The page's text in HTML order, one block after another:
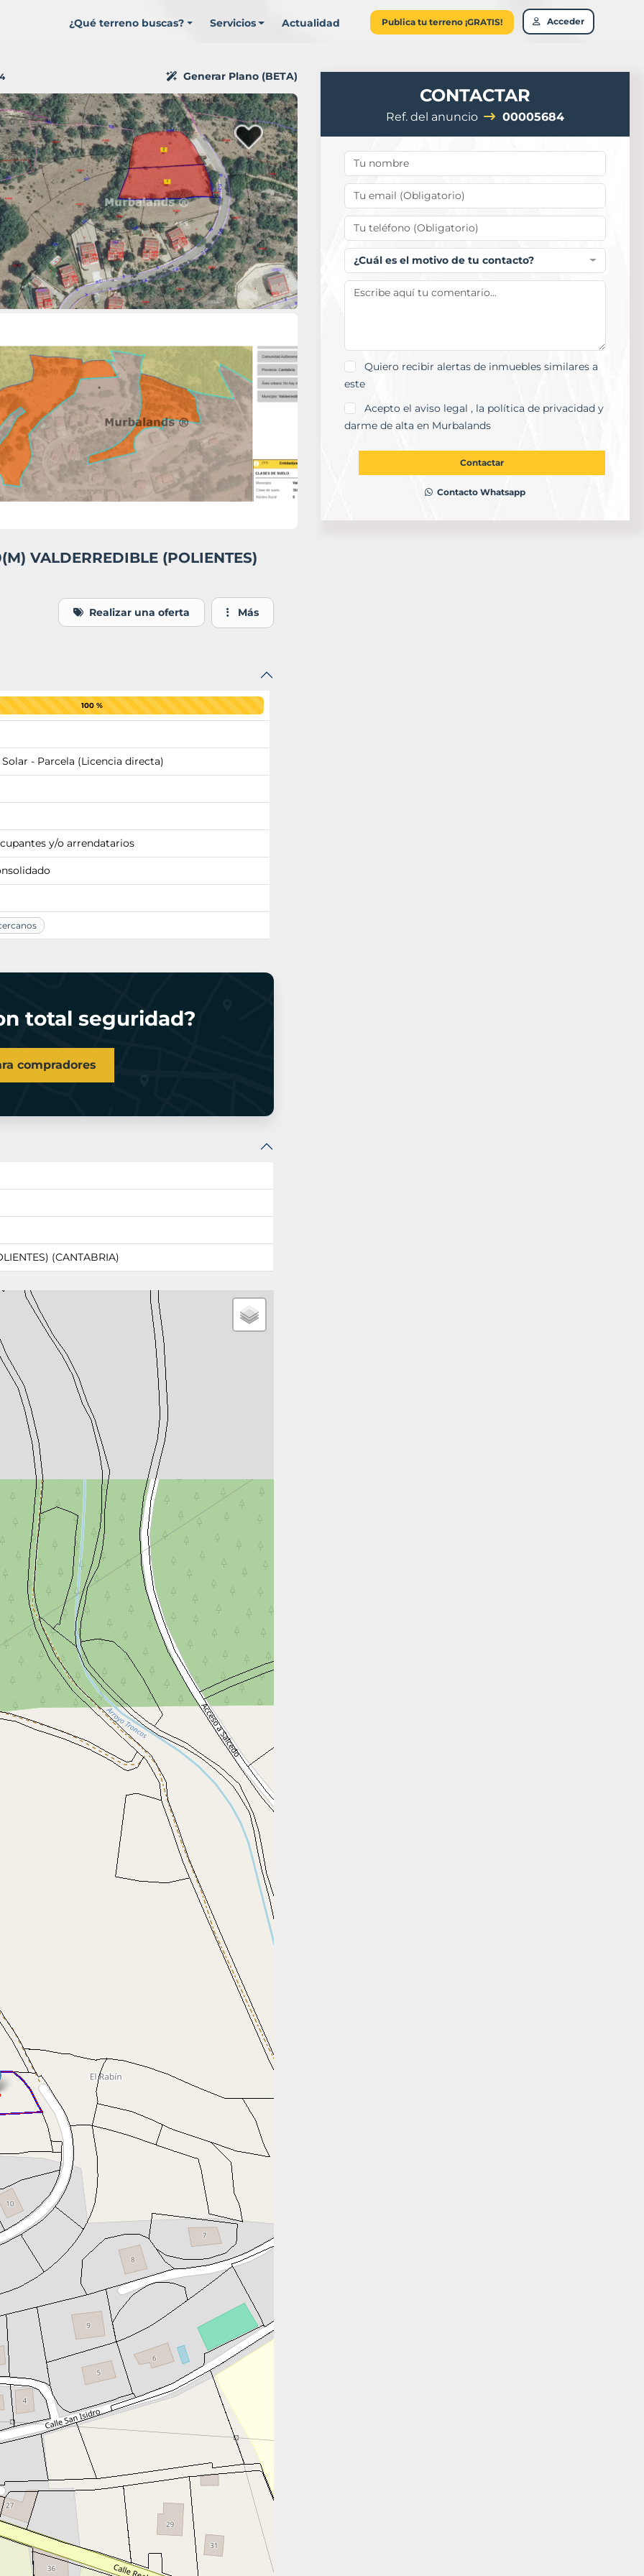
¿Qué terreno buscas? Servicios Actualidad Publica tu terreno ¡GRATIS! Acceder
Generar Plano (BETA)
VALDERREDIBLE (POLIENTES)
Realizar una oferta Más
100 %
- Parcela (Licencia directa)
y/o arrendatarios
total seguridad?
compradores
(CANTABRIA)
CONTACTAR
Ref. del anuncio 00005684
¿Cuál es el motivo de tu contacto?
Quiero recibir alertas de inmuebles similares a
este
Acepto el aviso legal , la política de privacidady
darme de alta en Murbalands
Contactar
Contacto Whatsapp